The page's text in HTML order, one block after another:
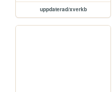
uppdaterad/xverkb